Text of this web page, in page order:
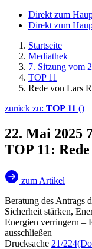
Direkt zum
Direkt zum
Startseite
Mediathek
7. Sitzung vom
TOP 11
Rede von Lars
zurück zu: TOP 11 ()
22. Mai 2025
TOP 11:
zum Artikel
Beratung des
Sicherheit stärken,
Energien verringern –
ausschließen
Drucksache 21/224